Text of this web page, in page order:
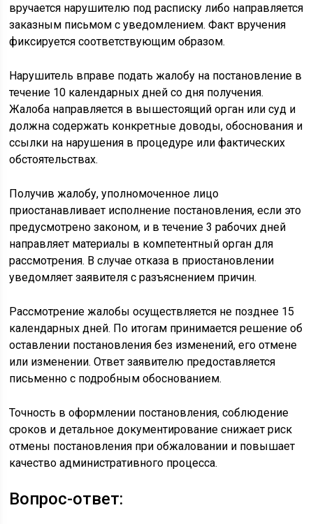
вручается нарушителю под расписку либо направляется
заказным письмом с уведомлением. Факт вручения
фиксируется соответствующим образом.
Нарушитель вправе подать жалобу на постановление в
течение 10 календарных дней со дня получения.
Жалоба направляется в вышестоящий орган или суд и
должна содержать конкретные доводы, обоснования и
ссылки на нарушения в процедуре или фактических
обстоятельствах.
Получив жалобу, уполномоченное лицо
приостанавливает исполнение постановления, если это
предусмотрено законом, и в течение 3 рабочих дней
направляет материалы в компетентный орган для
рассмотрения. В случае отказа в приостановлении
уведомляет заявителя с разъяснением причин.
Рассмотрение жалобы осуществляется не позднее 15
календарных дней. По итогам принимается решение об
оставлении постановления без изменений, его отмене
или изменении. Ответ заявителю предоставляется
письменно с подробным обоснованием.
Точность в оформлении постановления, соблюдение
сроков и детальное документирование снижает риск
отмены постановления при обжаловании и повышает
качество административного процесса.
Вопрос-ответ: